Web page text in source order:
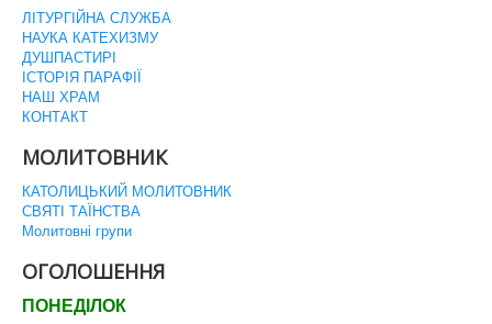
ЛІТУРГІЙНА СЛУЖБА
НАУКА КАТЕХИЗМУ
ДУШПАСТИРІ
ІСТОРІЯ ПАРАФІЇ
НАШ ХРАМ
КОНТАКТ
МОЛИТОВНИК
КАТОЛИЦЬКИЙ МОЛИТОВНИК
СВЯТІ ТАЇНСТВА
Молитовні групи
ОГОЛОШЕННЯ
ПОНЕДІЛОК